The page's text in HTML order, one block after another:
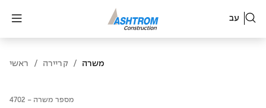
עב
ראשי / קריירה / משרה
מספר משרה - 4702